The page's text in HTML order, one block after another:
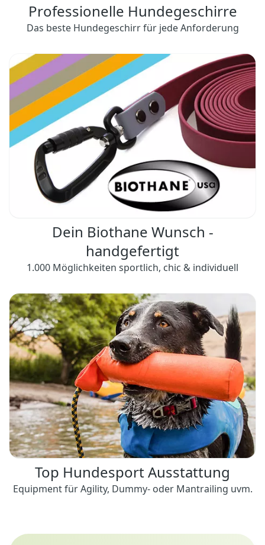
Professionelle Hundegeschirre
Das beste Hundegeschirr für jede Anforderung
Dein Biothane Wunsch -
handgefertigt
1.000 Möglichkeiten sportlich, chic & individuell
Top Hundesport Ausstattung
Equipment für Agility, Dummy- oder Mantrailing uvm.